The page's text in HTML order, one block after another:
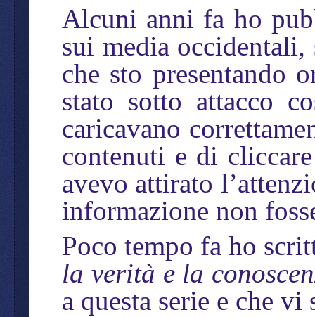
Alcuni anni fa ho
sui media
che sto presentando
stato sotto attacco
caricavano
contenuti e di
avevo attirato
informazione non
Poco tempo fa ho
la verità e la
a questa serie e che